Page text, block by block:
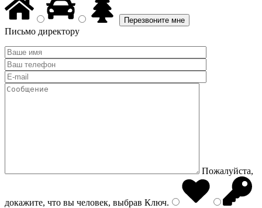
Письмо директору
Пожалуйста,
докажите, что вы человек, выбрав Ключ.